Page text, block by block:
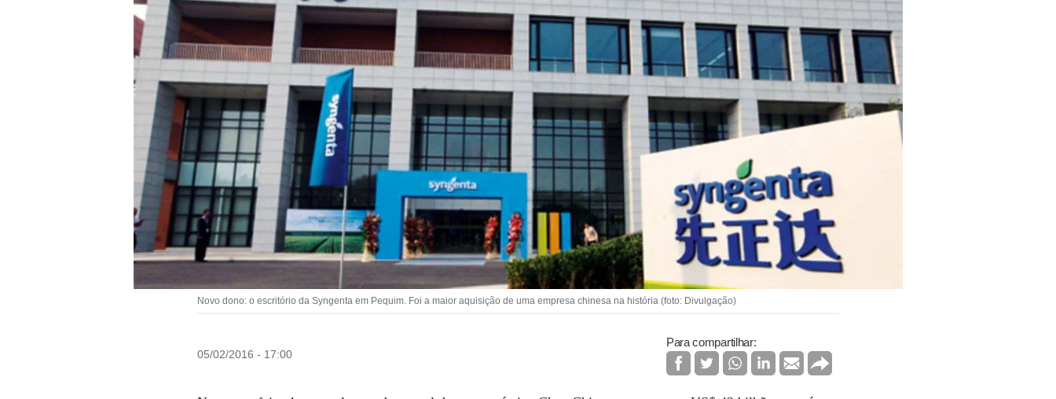
Novo dono: o escritório da Syngenta em Pequim. Foi a maior aquisição de uma empresa chinesa na história (foto: Divulgação)
05/02/2016 - 17:00
Para compartilhar: